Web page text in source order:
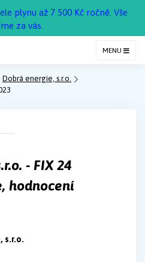
plynu až 7 500 Kč ročně. Vše
za vás.
MENU
Dobrá energie, s.r.o.
- FIX 24
hodnocení
s.r.o.